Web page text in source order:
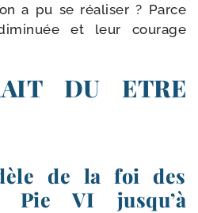
a pu se réa­li­ser ? Parce
et leur cou­rage
DU ETRE
de la foi des
Pie VI jusqu’à